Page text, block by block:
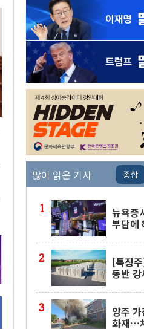
많이 읽은 기사 종합
뉴욕증
부담에
[특징
동반
양주
화재…